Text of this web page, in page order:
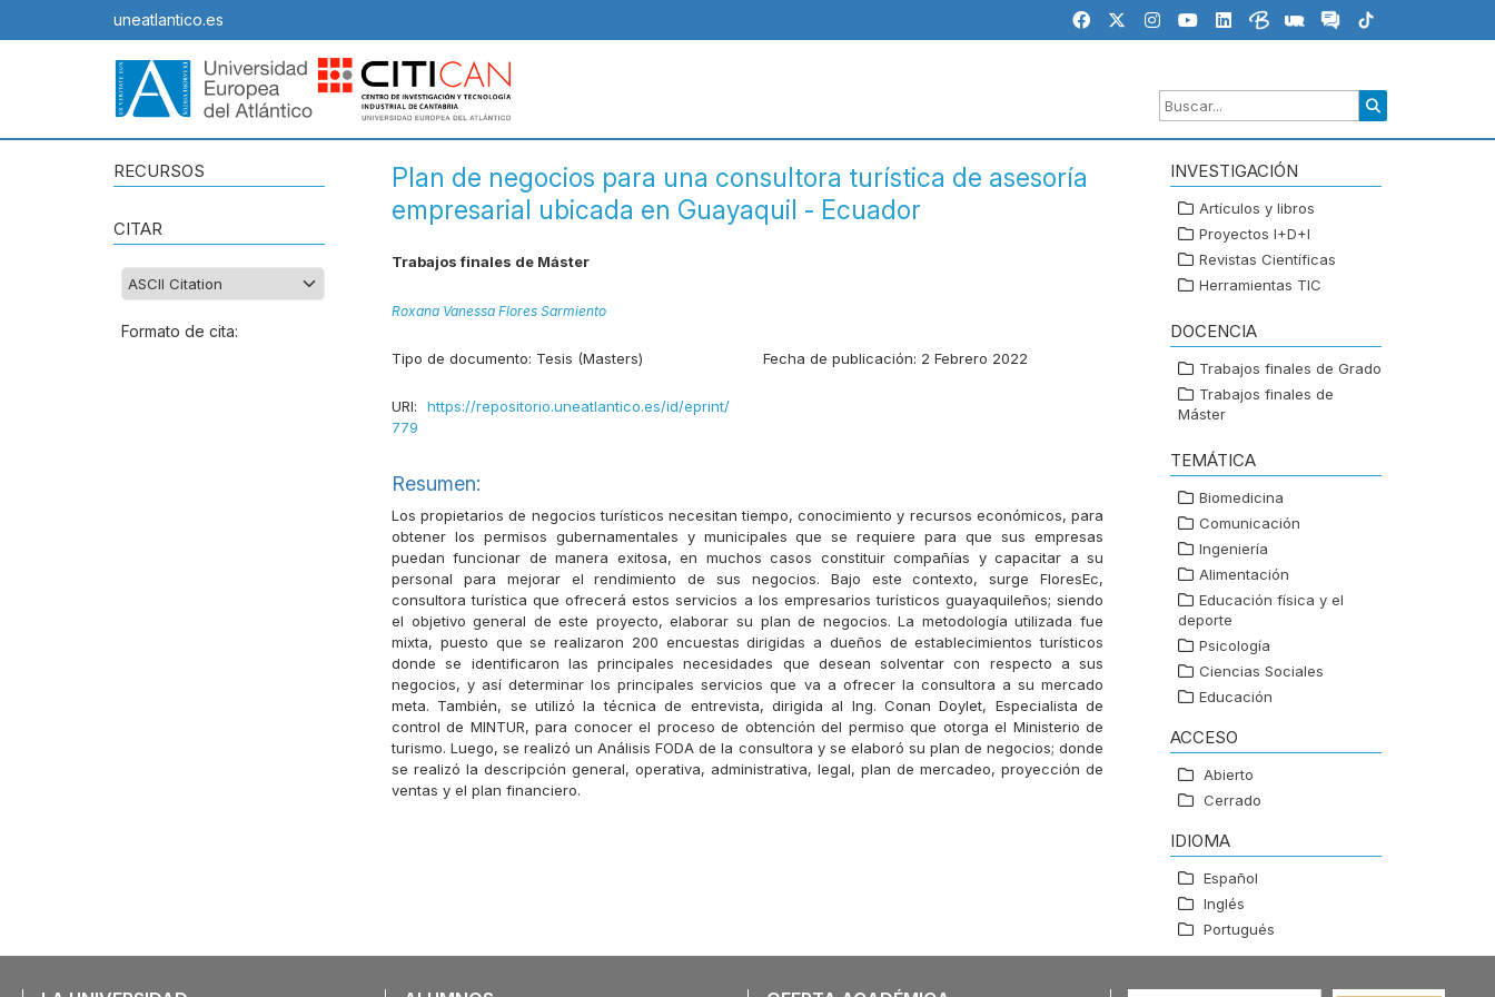
uneatlantico.es
RECURSOS
CITAR
Formato de cita:
Plan de negocios para una consultora turística de asesoría
empresarial ubicada en Guayaquil - Ecuador
Trabajos finales de Máster
Roxana Vanessa Flores Sarmiento
Tipo de documento: Tesis (Masters) Fecha de publicación: 2 Febrero 2022
URI: https://repositorio.uneatlantico.es/id/eprint/
779
Resumen:
Los propietarios de negocios turísticos necesitan tiempo, conocimiento y recursos económicos, para
obtener los permisos gubernamentales y municipales que se requiere para que sus empresas
puedan funcionar de manera exitosa, en muchos casos constituir compañías y capacitar a su
personal para mejorar el rendimiento de sus negocios. Bajo este contexto, surge FloresEc,
consultora turística que ofrecerá estos servicios a los empresarios turísticos guayaquileños; siendo
el objetivo general de este proyecto, elaborar su plan de negocios. La metodología utilizada fue
mixta, puesto que se realizaron 200 encuestas dirigidas a dueños de establecimientos turísticos
donde se identificaron las principales necesidades que desean solventar con respecto a sus
negocios, y así determinar los principales servicios que va a ofrecer la consultora a su mercado
meta. También, se utilizó la técnica de entrevista, dirigida al Ing. Conan Doylet, Especialista de
control de MINTUR, para conocer el proceso de obtención del permiso que otorga el Ministerio de
turismo. Luego, se realizó un Análisis FODA de la consultora y se elaboró su plan de negocios; donde
se realizó la descripción general, operativa, administrativa, legal, plan de mercadeo, proyección de
ventas y el plan financiero.
INVESTIGACIÓN
Artículos y libros
Proyectos I+D+I
Revistas Científicas
Herramientas TIC
DOCENCIA
Trabajos finales de Grado
Trabajos finales de
Máster
TEMÁTICA
Biomedicina
Comunicación
Ingeniería
Alimentación
Educación física y el
deporte
Psicología
Ciencias Sociales
Educación
ACCESO
Abierto
Cerrado
IDIOMA
Español
Inglés
Portugués